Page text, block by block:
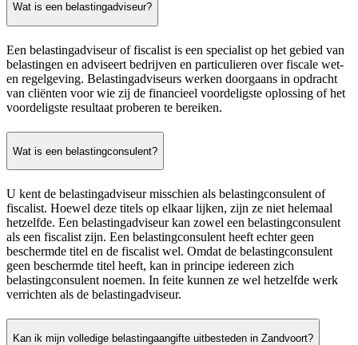
Wat is een belastingadviseur?
Een belastingadviseur of fiscalist is een specialist op het gebied van
belastingen en adviseert bedrijven en particulieren over fiscale wet-
en regelgeving. Belastingadviseurs werken doorgaans in opdracht
van cliënten voor wie zij de financieel voordeligste oplossing of het
voordeligste resultaat proberen te bereiken.
Wat is een belastingconsulent?
U kent de belastingadviseur misschien als belastingconsulent of
fiscalist. Hoewel deze titels op elkaar lijken, zijn ze niet helemaal
hetzelfde. Een belastingadviseur kan zowel een belastingconsulent
als een fiscalist zijn. Een belastingconsulent heeft echter geen
beschermde titel en de fiscalist wel. Omdat de belastingconsulent
geen beschermde titel heeft, kan in principe iedereen zich
belastingconsulent noemen. In feite kunnen ze wel hetzelfde werk
verrichten als de belastingadviseur.
Kan ik mijn volledige belastingaangifte uitbesteden in Zandvoort?